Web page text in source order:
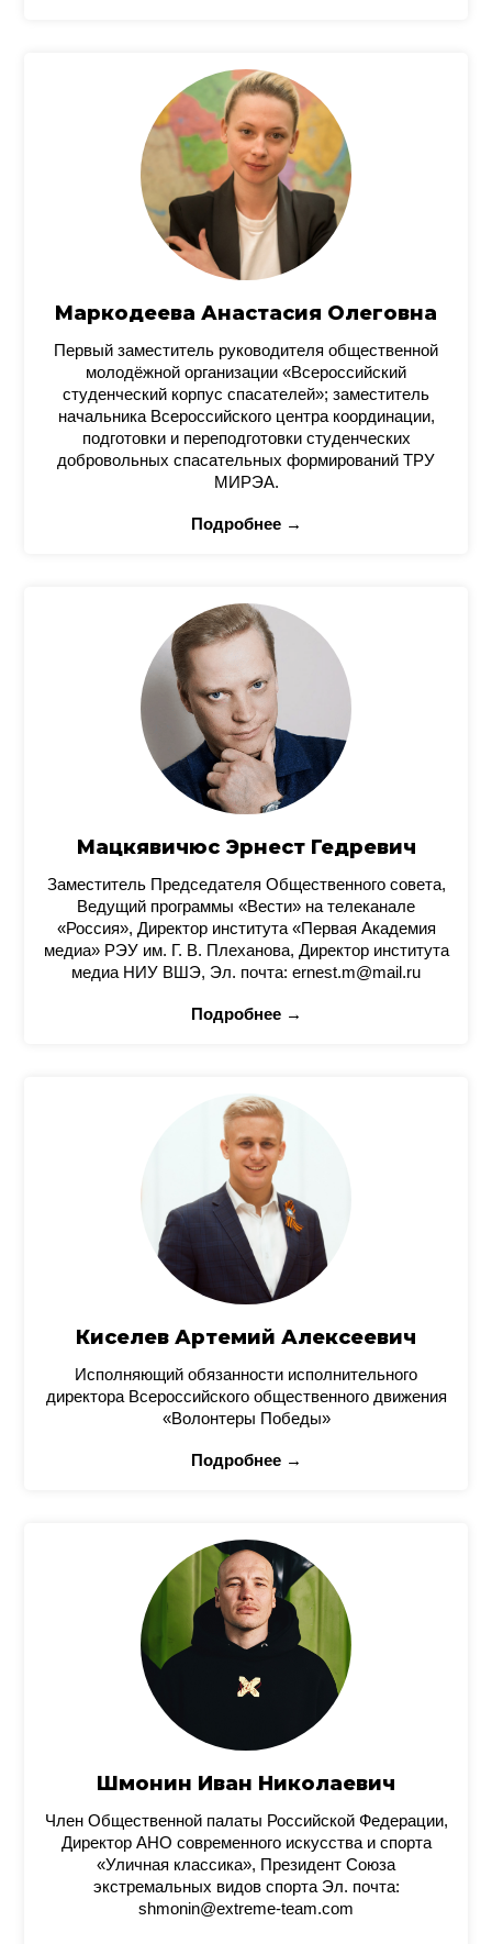
Маркодеева Анастасия Олеговна
Первый заместитель руководителя общественной
молодёжной организации «Всероссийский
студенческий корпус спасателей»; заместитель
начальника Всероссийского центра координации,
подготовки и переподготовки студенческих
добровольных спасательных формирований ТРУ
МИРЭА.
Подробнее →
Мацкявичюс Эрнест Гедревич
Заместитель Председателя Общественного совета,
Ведущий программы «Вести» на телеканале
«Россия», Директор института «Первая Академия
медиа» РЭУ им. Г. В. Плеханова, Директор института
медиа НИУ ВШЭ, Эл. почта: ernest.m@mail.ru
Подробнее →
Киселев Артемий Алексеевич
Исполняющий обязанности исполнительного
директора Всероссийского общественного движения
«Волонтеры Победы»
Подробнее →
Шмонин Иван Николаевич
Член Общественной палаты Российской Федерации,
Директор АНО современного искусства и спорта
«Уличная классика», Президент Союза
экстремальных видов спорта Эл. почта:
shmonin@extreme-team.com